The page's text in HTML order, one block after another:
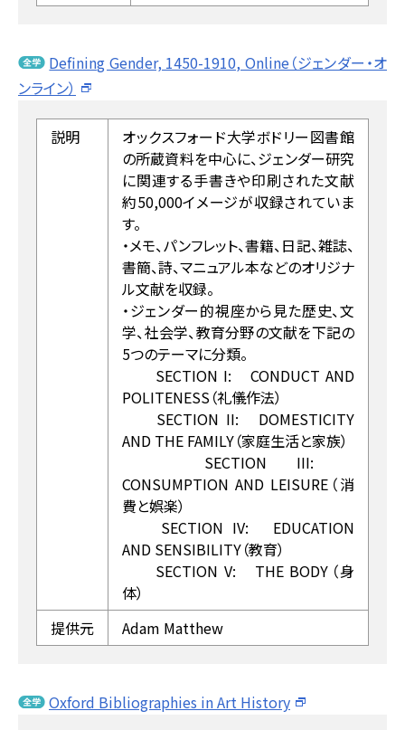
Defining Gender, 1450-1910, Online（ジェンダー・オ
ンライン）
説明
オックスフォード大学ボドリー図書館
の所蔵資料を中心に、ジェンダー研究
に関連する手書きや印刷された文献
約50,000イメージが収録されていま
す。
・メモ、パンフレット、書籍、日記、雑誌、
書簡、詩、マニュアル本などのオリジナ
ル文献を収録。
・ジェンダー的視座から見た歴史、文
学、社会学、教育分野の文献を下記の
5つのテーマに分類。
SECTION I: CONDUCT AND
POLITENESS（礼儀作法）
SECTION II: DOMESTICITY
AND THE FAMILY（家庭生活と家族）
SECTION III:
CONSUMPTION AND LEISURE（消
費と娯楽）
SECTION IV: EDUCATION
AND SENSIBILITY（教育）
SECTION V: THE BODY（身
体）
提供元
Adam Matthew
Oxford Bibliographies in Art History